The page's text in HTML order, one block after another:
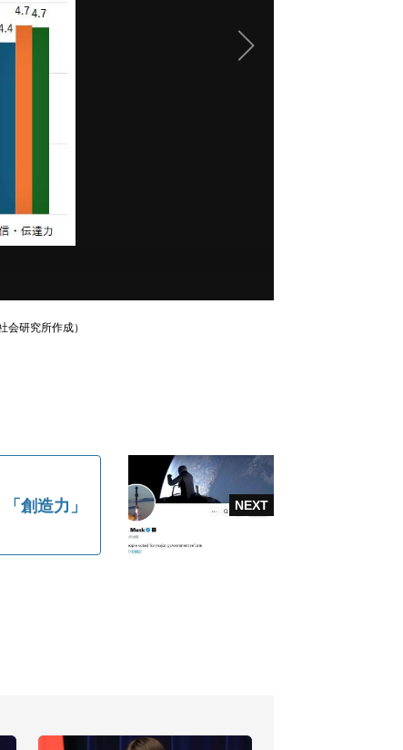
研究所作成）
創造力」